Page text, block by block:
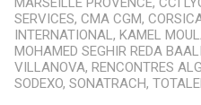
SERVICES, CMA CGM,
INTERNATIONAL, KAMEL
MOHAMED SEGHIR REDA BAALI
VILLANOVA, RENCONTRES
SODEXO, SONATRACH,